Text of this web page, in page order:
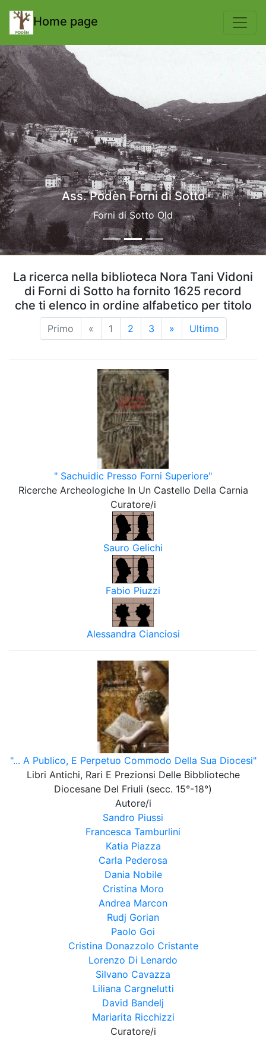
Home page
Ass. Podèn Forni di Sotto
Forni di Sotto Old
La ricerca nella biblioteca Nora Tani Vidoni
di Forni di Sotto ha fornito 1625 record
che ti elenco in ordine alfabetico per titolo
Primo « 1 2 3 » Ultimo
" Sachuidic Presso Forni Superiore"
Ricerche Archeologiche In Un Castello Della Carnia
Curatore/i
Sauro Gelichi
Fabio Piuzzi
Alessandra Cianciosi
"... A Publico, E Perpetuo Commodo Della Sua Diocesi"
Libri Antichi, Rari E Prezionsi Delle Bibblioteche
Diocesane Del Friuli (secc. 15°-18°)
Autore/i
Sandro Piussi
Francesca Tamburlini
Katia Piazza
Carla Pederosa
Dania Nobile
Cristina Moro
Andrea Marcon
Rudj Gorian
Paolo Goi
Cristina Donazzolo Cristante
Lorenzo Di Lenardo
Silvano Cavazza
Liliana Cargnelutti
David Bandelj
Mariarita Ricchizzi
Curatore/i